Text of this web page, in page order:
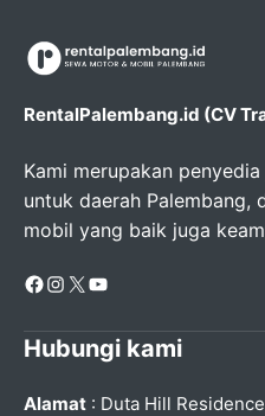
RentalPalembang.id (CV
Kami merupakan
untuk daerah Palembang,
mobil yang baik juga
Facebook
Instagram
X YouTube
Hubungi kami
Alamat : Duta Hill